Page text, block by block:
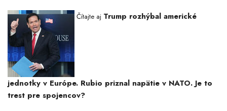
Čítajte aj Trump rozhýbal americké
jednotky v Európe. Rubio priznal napätie v NATO. Je to
trest pre spojencov?